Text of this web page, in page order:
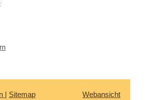
| Sitemap
Webansicht